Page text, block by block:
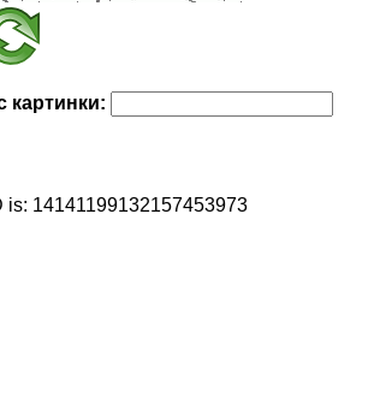
картинки:
is: 14141199132157453973